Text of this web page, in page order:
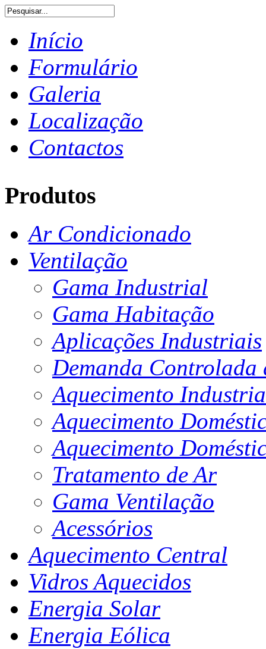
Início
Formulário
Galeria
Localização
Contactos
Produtos
Ar Condicionado
Ventilação
Gama Industrial
Gama Habitação
Aplicações Industriais
Demanda Controlada
Aquecimento
Aquecimento
Aquecimento
Tratamento de Ar
Gama Ventilação
Acessórios
Aquecimento Central
Vidros Aquecidos
Energia Solar
Energia Eólica